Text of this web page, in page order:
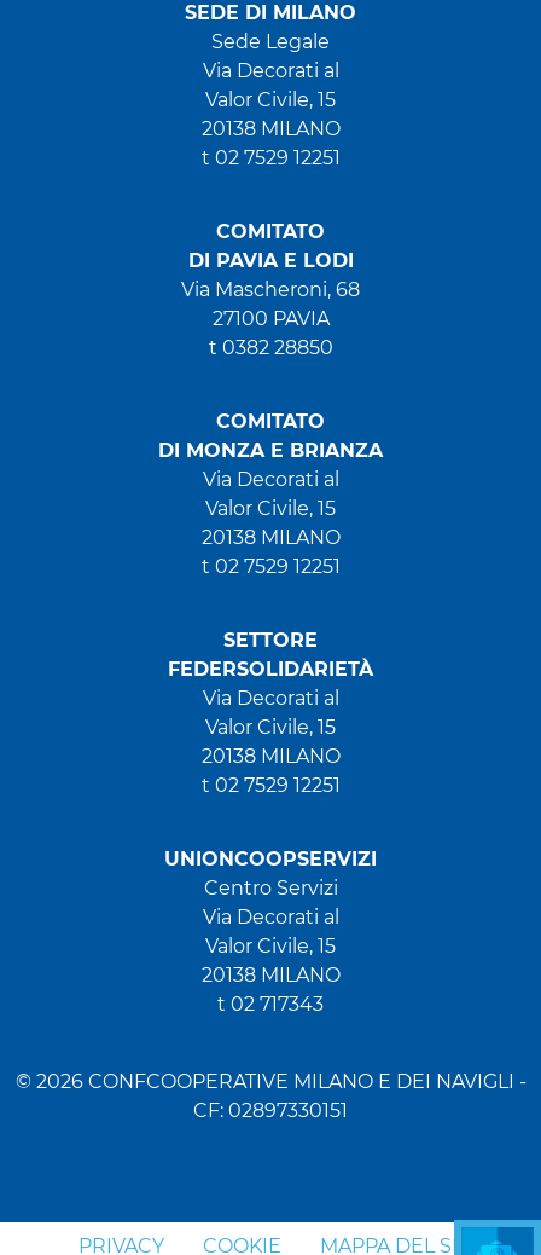
SEDE DI MILANO
Sede Legale
Via Decorati al
Valor Civile, 15
20138 MILANO
t 02 7529 12251
COMITATO
DI PAVIA E LODI
Via Mascheroni, 68
27100 PAVIA
t 0382 28850
COMITATO
DI MONZA E BRIANZA
Via Decorati al
Valor Civile, 15
20138 MILANO
t 02 7529 12251
SETTORE
FEDERSOLIDARIETÀ
Via Decorati al
Valor Civile, 15
20138 MILANO
t 02 7529 12251
UNIONCOOPSERVIZI
Centro Servizi
Via Decorati al
Valor Civile, 15
20138 MILANO
t 02 717343
© 2026 CONFCOOPERATIVE MILANO E DEI NAVIGLI -
CF: 02897330151
PRIVACY COOKIE MAPPA DEL SITO